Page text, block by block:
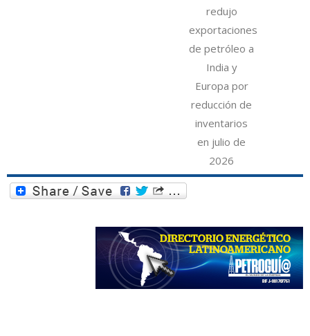
redujo
exportaciones
de petróleo a
India y
Europa por
reducción de
inventarios
en julio de
2026